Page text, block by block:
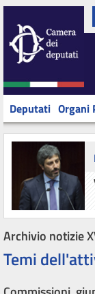
Deputati Organi
Archivio notizie
Temi